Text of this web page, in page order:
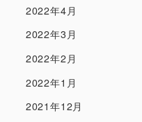
2022年4月
2022年3月
2022年2月
2022年1月
2021年12月